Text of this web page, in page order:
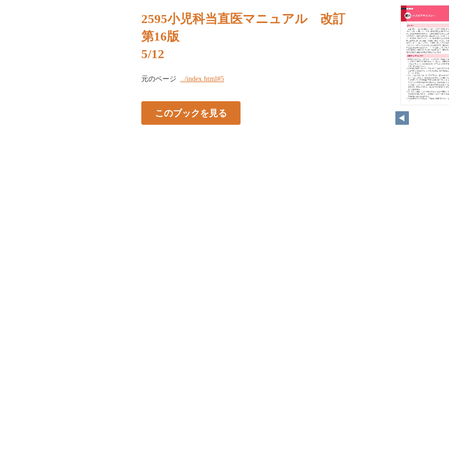
2595小児科当直医マニュアル 改訂
第16版
5/12
元のページ ../index.html#5
このブックを見る